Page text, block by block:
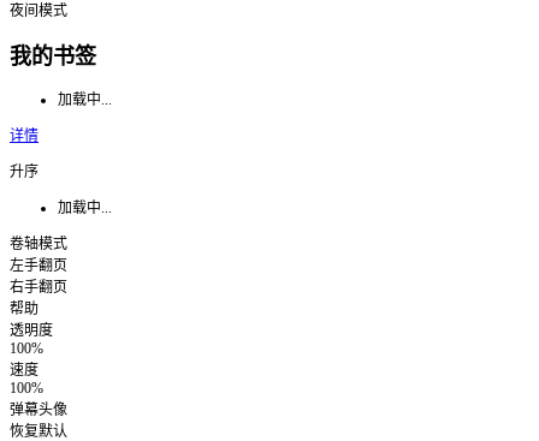
夜间模式
我的书签
加载中...
详情
升序
加载中...
卷轴模式
左手翻页
右手翻页
帮助
透明度
100%
速度
100%
弹幕头像
恢复默认